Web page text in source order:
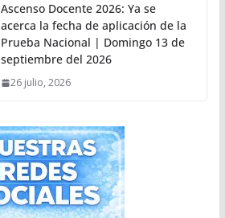
Ascenso Docente 2026: Ya se
acerca la fecha de aplicación de la
Prueba Nacional | Domingo 13 de
septiembre del 2026
26 julio, 2026